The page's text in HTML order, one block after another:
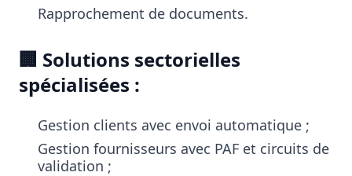
Rapprochement de documents.
🏢 Solutions sectorielles
spécialisées :
Gestion clients avec envoi automatique ;
Gestion fournisseurs avec PAF et circuits de
validation ;